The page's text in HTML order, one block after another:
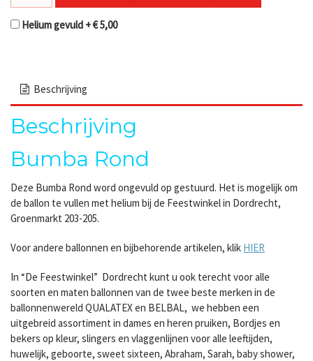
Helium gevuld +€5,00
Beschrijving
Beschrijving
Bumba Rond
Deze Bumba Rond word ongevuld op gestuurd. Het is mogelijk om
de ballon te vullen met helium bij de Feestwinkel in Dordrecht,
Groenmarkt 203-205.
Voor andere ballonnen en bijbehorende artikelen, klik HIER
In “De Feestwinkel” Dordrecht kunt u ook terecht voor alle
soorten en maten ballonnen van de twee beste merken in de
ballonnenwereld QUALATEX en BELBAL, we hebben een
uitgebreid assortiment in dames en heren pruiken, Bordjes en
bekers op kleur, slingers en vlaggenlijnen voor alle leeftijden,
huwelijk, geboorte, sweet sixteen, Abraham, Sarah, baby shower,